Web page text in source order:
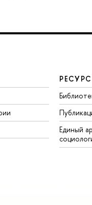
Единый